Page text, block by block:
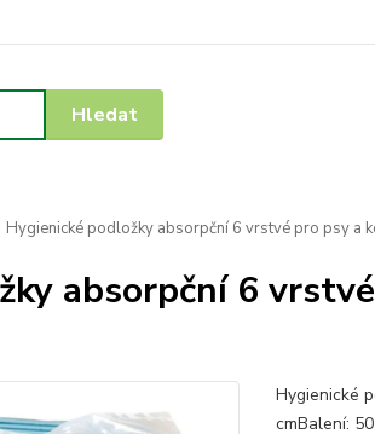
Hledat
Hygienické podložky absorpční 6 vrstvé pro psy a
absorpční 6
Hygienické
cmBalení: